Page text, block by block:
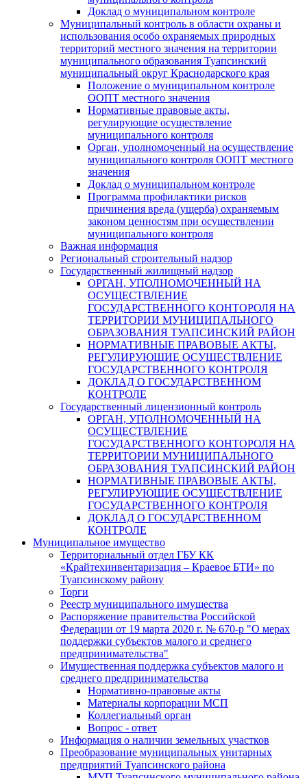
Доклад о муниципальном контроле
Муниципальный контроль в области охраны и
использования особо охраняемых природных
территорий местного значения на территории
муниципального образования Туапсинский
муниципальный округ Краснодарского края
Положение о муниципальном контроле
ООПТ местного значения
Нормативные правовые акты,
регулирующие осуществление
муниципального контроля
Орган, уполномоченный на осуществление
муниципального контроля ООПТ местного
значения
Доклад о муниципальном контроле
Программа профилактики рисков
причинения вреда (ущерба) охраняемым
законом ценностям при осуществлении
муниципального контроля
Важная информация
Региональный строительный надзор
Государственный жилищный надзор
ОРГАН, УПОЛНОМОЧЕННЫЙ НА
ОСУЩЕСТВЛЕНИЕ
ГОСУДАРСТВЕННОГО КОНТОРОЛЯ НА
ТЕРРИТОРИИ МУНИЦИПАЛЬНОГО
ОБРАЗОВАНИЯ ТУАПСИНСКИЙ РАЙОН
НОРМАТИВНЫЕ ПРАВОВЫЕ АКТЫ,
РЕГУЛИРУЮЩИЕ ОСУЩЕСТВЛЕНИЕ
ГОСУДАРСТВЕННОГО КОНТРОЛЯ
ДОКЛАД О ГОСУДАРСТВЕННОМ
КОНТРОЛЕ
Государственный лицензионный контроль
ОРГАН, УПОЛНОМОЧЕННЫЙ НА
ОСУЩЕСТВЛЕНИЕ
ГОСУДАРСТВЕННОГО КОНТОРОЛЯ НА
ТЕРРИТОРИИ МУНИЦИПАЛЬНОГО
ОБРАЗОВАНИЯ ТУАПСИНСКИЙ РАЙОН
НОРМАТИВНЫЕ ПРАВОВЫЕ АКТЫ,
РЕГУЛИРУЮЩИЕ ОСУЩЕСТВЛЕНИЕ
ГОСУДАРСТВЕННОГО КОНТРОЛЯ
ДОКЛАД О ГОСУДАРСТВЕННОМ
КОНТРОЛЕ
Муниципальное имущество
Территориальный отдел ГБУ КК
«Крайтехинвентаризация – Краевое БТИ» по
Туапсинскому району
Торги
Реестр муниципального имущества
Распоряжение правительства Российской
Федерации от 19 марта 2020 г. № 670-р "О мерах
поддержки субъектов малого и среднего
предпринимательства"
Имущественная поддержка субъектов малого и
среднего предпринимательства
Нормативно-правовые акты
Материалы корпорации МСП
Коллегиальный орган
Вопрос - ответ
Информация о наличии земельных участков
Преобразование муниципальных унитарных
предприятий Туапсинского района